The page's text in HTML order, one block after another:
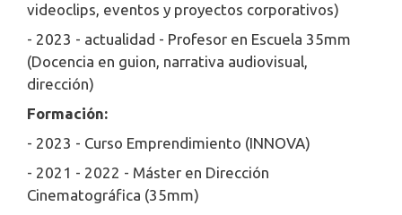
videoclips, eventos y proyectos corporativos)
- 2023 - actualidad - Profesor en Escuela 35mm
(Docencia en guion, narrativa audiovisual,
dirección)
Formación:
- 2023 - Curso Emprendimiento (INNOVA)
- 2021 - 2022 - Máster en Dirección
Cinematográfica (35mm)